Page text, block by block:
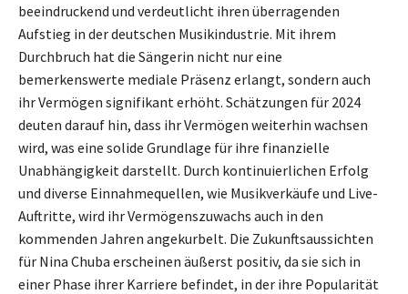
beeindruckend und verdeutlicht ihren überragenden
Aufstieg in der deutschen Musikindustrie. Mit ihrem
Durchbruch hat die Sängerin nicht nur eine
bemerkenswerte mediale Präsenz erlangt, sondern auch
ihr Vermögen signifikant erhöht. Schätzungen für 2024
deuten darauf hin, dass ihr Vermögen weiterhin wachsen
wird, was eine solide Grundlage für ihre finanzielle
Unabhängigkeit darstellt. Durch kontinuierlichen Erfolg
und diverse Einnahmequellen, wie Musikverkäufe und Live-
Auftritte, wird ihr Vermögenszuwachs auch in den
kommenden Jahren angekurbelt. Die Zukunftsaussichten
für Nina Chuba erscheinen äußerst positiv, da sie sich in
einer Phase ihrer Karriere befindet, in der ihre Popularität